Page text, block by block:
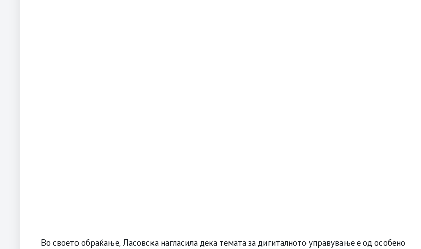
Во своето обраќање, Ласовска нагласила дека темата за дигиталното управување е од особено